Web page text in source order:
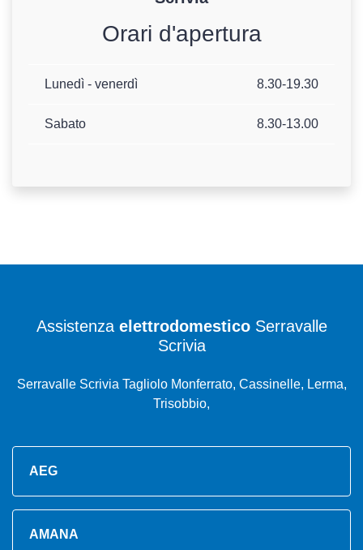
Orari d'apertura
Lunedì - venerdì 8.30-19.30
Sabato 8.30-13.00
Assistenza elettrodomesticoSerravalle
Scrivia
Serravalle Scrivia Tagliolo Monferrato, Cassinelle, Lerma,
Trisobbio,
AEG
AMANA